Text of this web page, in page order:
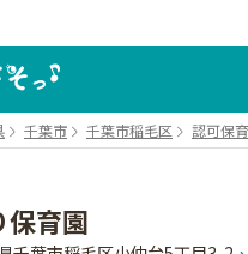
千葉市 千葉市稲毛区 認可保
保育園